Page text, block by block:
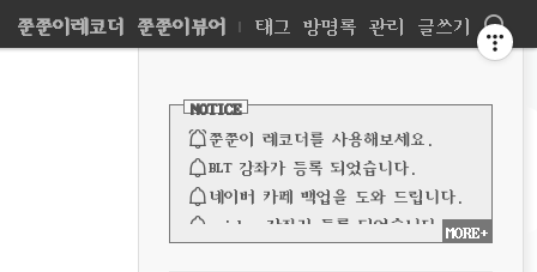
네쭌쭌이레코더 쭌쭌이뷰어 | 태그 방명록 관리 글쓰기
NOTICE
쭌쭌이 레코더를 사용해보세요.
BLT 강좌가 등록 되었습니다.
네이버 카페 백업을 도와 드립니다.
spinbox 강좌가 등록 되었습니다.
MORE+